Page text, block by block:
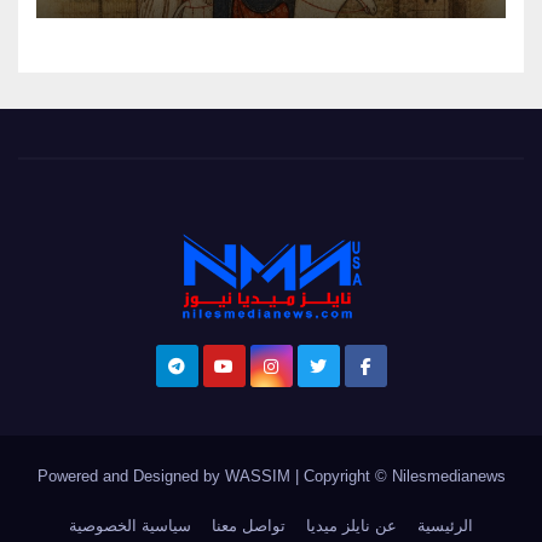
Powered and Designed by WASSIM Copyright © Nilesmedianews
الرئيسية عن نايلز ميديا تواصل معنا سياسية الخصوصية